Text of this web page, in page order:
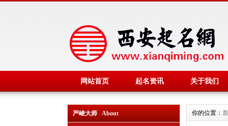
网站首页 起名资讯 关于我们
严峻大师 About 你的位置：